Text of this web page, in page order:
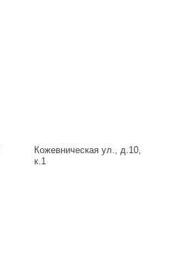
Кожевническая ул., д.10,
к.1